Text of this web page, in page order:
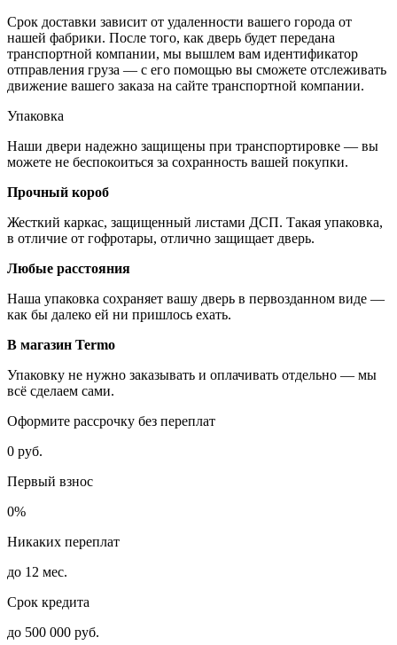
Срок доставки зависит от удаленности вашего города от
нашей фабрики. После того, как дверь будет передана
транспортной компании, мы вышлем вам идентификатор
отправления груза — с его помощью вы сможете отслеживать
движение вашего заказа на сайте транспортной компании.
Упаковка
Наши двери надежно защищены при транспортировке — вы
можете не беспокоиться за сохранность вашей покупки.
Прочный короб
Жесткий каркас, защищенный листами ДСП. Такая упаковка,
в отличие от гофротары, отлично защищает дверь.
Любые расстояния
Наша упаковка сохраняет вашу дверь в первозданном виде —
как бы далеко ей ни пришлось ехать.
В магазин Termo
Упаковку не нужно заказывать и оплачивать отдельно — мы
всё сделаем сами.
Оформите рассрочку без переплат
0 руб.
Первый взнос
0%
Никаких переплат
до 12 мес.
Срок кредита
до 500 000 руб.